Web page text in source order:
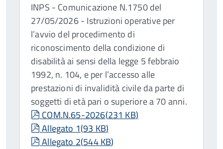
INPS - Comunicazione N.1750 del
27/05/2026 - Istruzioni operative per
l’avvio del procedimento di
riconoscimento della condizione di
disabilità ai sensi della legge 5 febbraio
1992, n. 104, e per l’accesso alle
prestazioni di invalidità civile da parte di
soggetti di età pari o superiore a 70 anni.
pdf
COM.N.65-2026(231 KB)
pdf
Allegato 1(93 KB)
pdf
Allegato 2(544 KB)